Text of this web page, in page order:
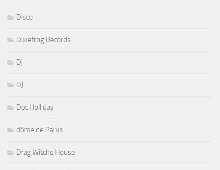
Disco
Dixiefrog Records
Dj
DJ
Doc Holliday
dôme de Parus
Drag Witche House